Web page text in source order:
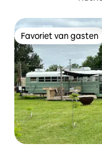
Favoriet van gasten
Favoriet van gasten